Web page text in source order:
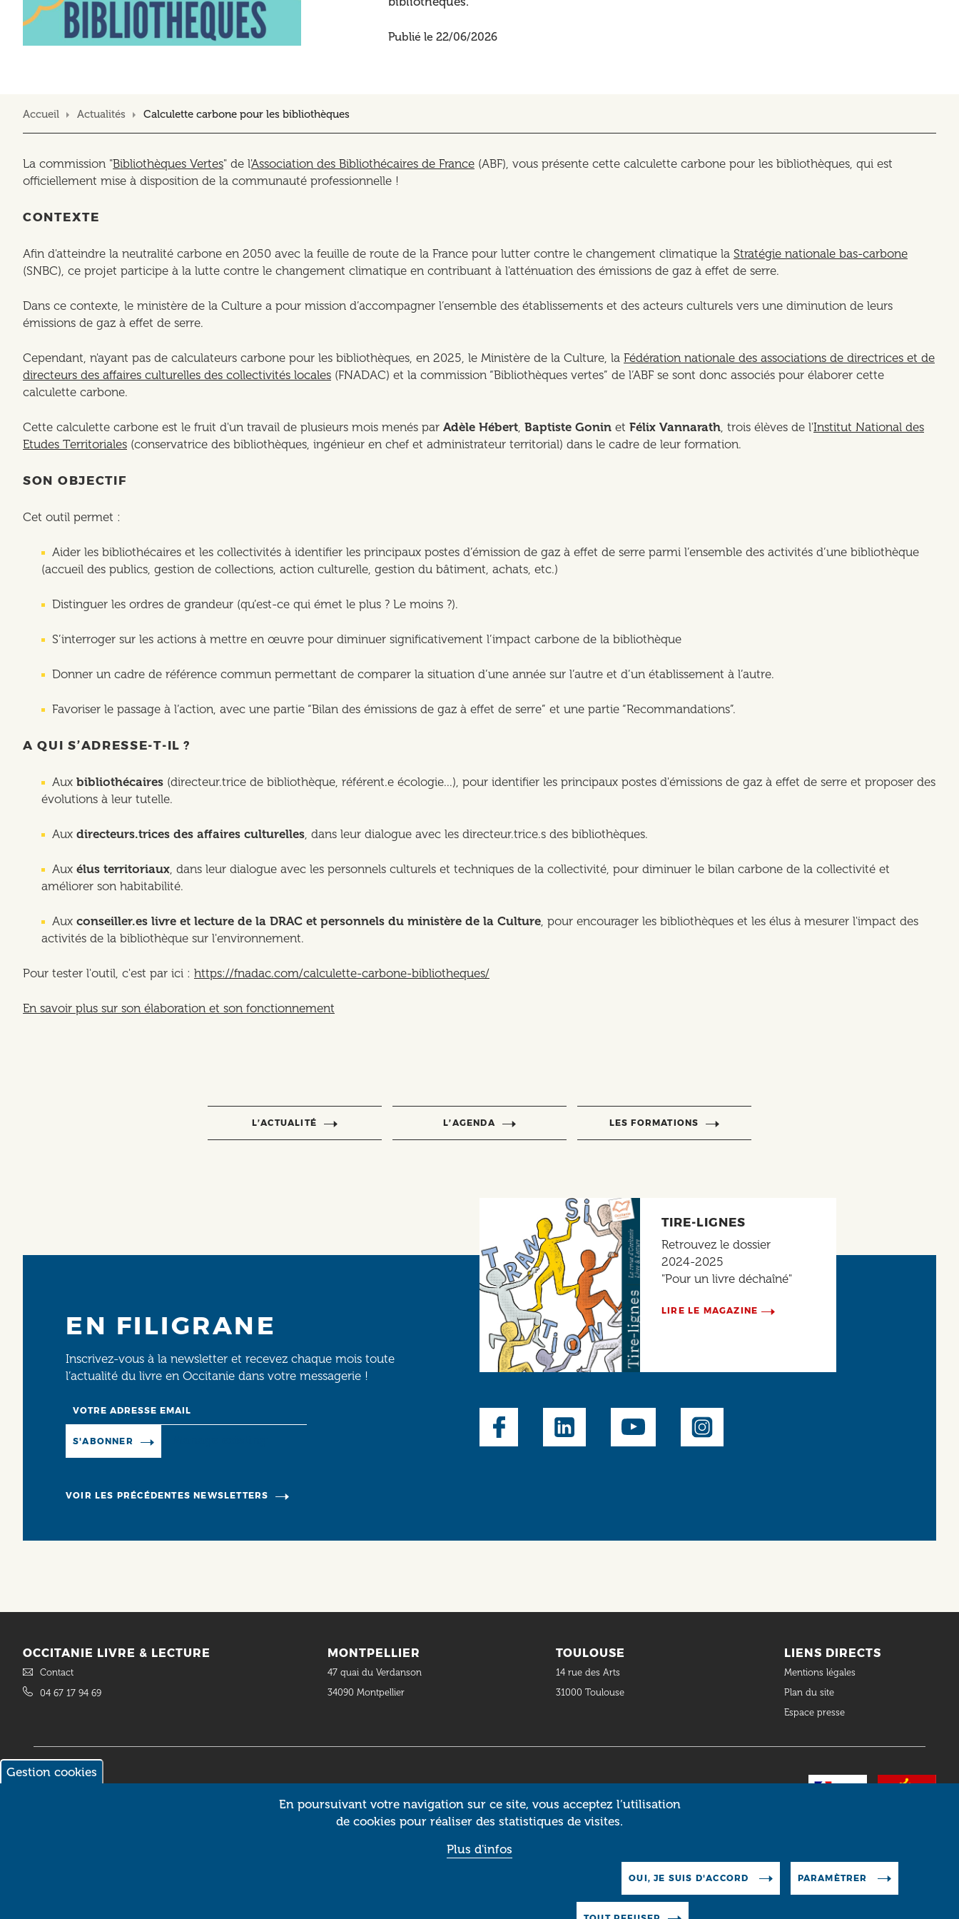
Publié le 22/06/2026
Accueil Actualités Calculette carbone pour les bibliothèques
La commission "Bibliothèques Vertes" de l'Association des Bibliothécaires de France (ABF), vous présente cette calculette carbone pour les bibliothèques, qui est
officiellement mise à disposition de la communauté professionnelle !
CONTEXTE
Afin d'atteindre la neutralité carbone en 2050 avec la feuille de route de la France pour lutter contre le changement climatique la Stratégie nationale bas-carbone
(SNBC), ce projet participe à la lutte contre le changement climatique en contribuant à l'atténuation des émissions de gaz à effet de serre.
Dans ce contexte, le ministère de la Culture a pour mission d’accompagner l’ensemble des établissements et des acteurs culturels vers une diminution de leurs
émissions de gaz à effet de serre.
Cependant, n'ayant pas de calculateurs carbone pour les bibliothèques, en 2025, le Ministère de la Culture, la Fédération nationale des associations de directrices et de
directeurs des affaires culturelles des collectivités locales (FNADAC) et la commission “Bibliothèques vertes” de l’ABF se sont donc associés pour élaborer cette
calculette carbone.
Cette calculette carbone est le fruit d'un travail de plusieurs mois menés par Adèle Hébert, Baptiste Gonin et Félix Vannarath, trois élèves de l'Institut National des
Etudes Territoriales (conservatrice des bibliothèques, ingénieur en chef et administrateur territorial) dans le cadre de leur formation.
SON OBJECTIF
Cet outil permet :
Aider les bibliothécaires et les collectivités à identifier les principaux postes d’émission de gaz à effet de serre parmi l’ensemble des activités d’une bibliothèque
(accueil des publics, gestion de collections, action culturelle, gestion du bâtiment, achats, etc.)
Distinguer les ordres de grandeur (qu’est-ce qui émet le plus ? Le moins ?).
S’interroger sur les actions à mettre en œuvre pour diminuer significativement l’impact carbone de la bibliothèque
Donner un cadre de référence commun permettant de comparer la situation d’une année sur l’autre et d’un établissement à l’autre.
Favoriser le passage à l’action, avec une partie “Bilan des émissions de gaz à effet de serre” et une partie “Recommandations”.
A QUI S’ADRESSE-T-IL ?
Aux bibliothécaires (directeur.trice de bibliothèque, référent.e écologie...), pour identifier les principaux postes d'émissions de gaz à effet de serre et proposer des
évolutions à leur tutelle.
Aux directeurs.trices des affaires culturelles, dans leur dialogue avec les directeur.trice.s des bibliothèques.
Aux élus territoriaux, dans leur dialogue avec les personnels culturels et techniques de la collectivité, pour diminuer le bilan carbone de la collectivité et
améliorer son habitabilité.
Auxconseiller.es livre et lecture de la DRAC et personnels du ministère de la Culture, pour encourager les bibliothèques et les élus à mesurer l'impact des
activités de la bibliothèque sur l'environnement.
Pour tester l'outil, c'est par ici : https://fnadac.com/calculette-carbone-bibliotheques/
En savoir plus sur son élaboration et son fonctionnement
L’ACTUALITÉ L’AGENDA LES FORMATIONS
EN FILIGRANE
Inscrivez-vous à la newsletter et recevez chaque mois toute
l’actualité du livre en Occitanie dans votre messagerie !
S'ABONNER
VOIR LES PRÉCÉDENTES NEWSLETTERS
TIRE-LIGNES
Retrouvez le dossier
2024-2025
"Pour un livre déchaîné"
LIRE LE MAGAZINE
Social
OCCITANIE LIVRE & LECTURE
Contact
04 67 17 94 69
MONTPELLIER
47 quai du Verdanson
34090 Montpellier
TOULOUSE
14 rue des Arts
31000 Toulouse
LIENS DIRECTS
Mentions légales
Plan du site
Espace presse
Intuitiv Interactive
Gestion cookies
En poursuivant votre navigation sur ce site, vous acceptez l’utilisation
de cookies pour réaliser des statistiques de visites.
Plus d'infos
OUI, JE SUIS D'ACCORD PARAMÈTRER